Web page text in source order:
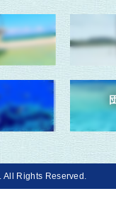
. All Rights Reserved.